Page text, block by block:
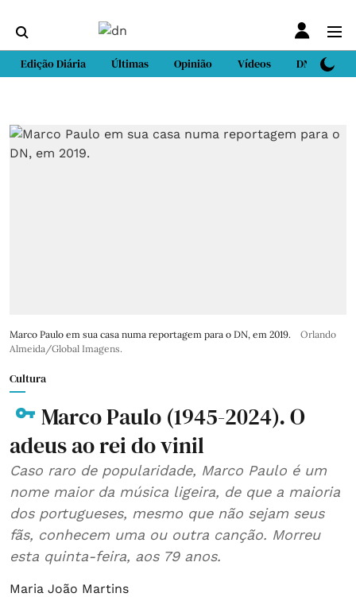
Edição Diária Últimas Opinião Vídeos DN Sport
Marco Paulo em sua casa numa reportagem para o DN, em 2019.
Orlando
Almeida/Global Imagens.
Cultura
Marco Paulo (1945-2024). O
adeus ao rei do vinil
Caso raro de popularidade, Marco Paulo é um
nome maior da música ligeira, de que a maioria
dos portugueses, mesmo que não sejam seus
fãs, conhecem uma ou outra canção. Morreu
esta quinta-feira, aos 79 anos.
Maria João Martins